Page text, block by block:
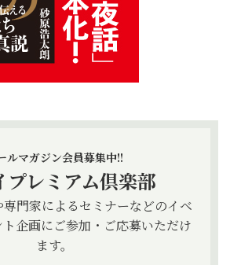
ルマガジン会員募集中!!
プレミアム倶楽部
門家によるセミナーなどのイベ
ト企画にご参加・ご応募いただけ
ます。